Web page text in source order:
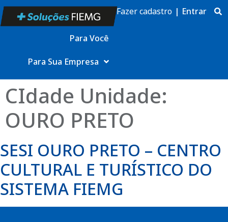
Para Você
Para Sua Empresa
Fazer cadastro | Entrar
CIdade Unidade:
OURO PRETO
SESI OURO PRETO – CENTRO
CULTURAL E TURÍSTICO DO
SISTEMA FIEMG